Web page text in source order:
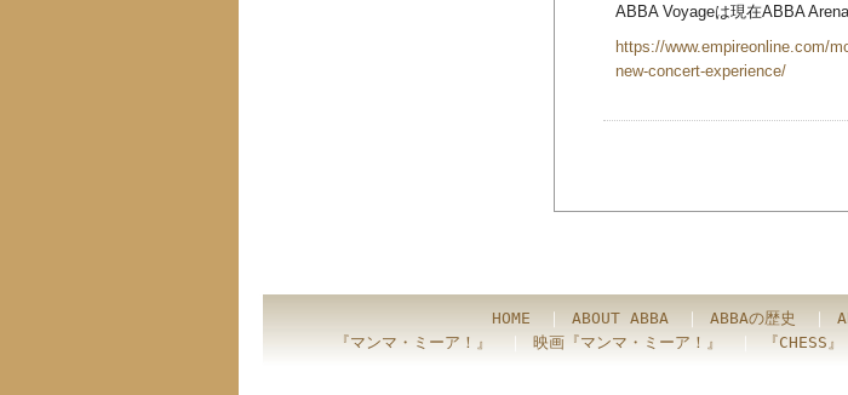
ABBA Voyageは現在ABBA
https://www.empireonline.com/
new-concert-experience/
HOME ABOUT ABBA｜ ABBAの歴史
『マンマ・ミーア！』
映画『マンマ・ミーア！』 『CHESS』